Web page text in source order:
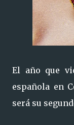
El año que
española en
será su